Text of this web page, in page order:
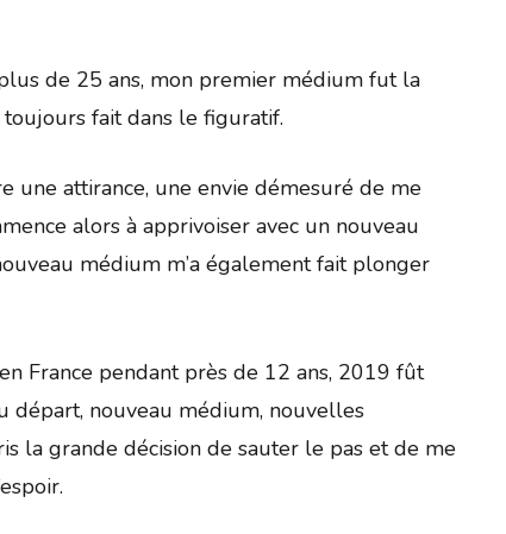
de 25 ans, mon premier médium fut la
toujours fait dans le figuratif.
une attirance, une envie démesuré de me
alors à apprivoiser avec un nouveau
médium m’a également fait plonger
France pendant près de 12 ans, 2019 fût
départ, nouveau médium, nouvelles
la grande décision de sauter le pas et de me